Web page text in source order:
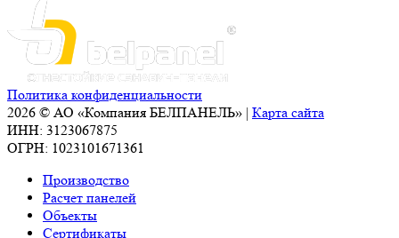
Политика конфиденциальности
2026 © АО «Компания БЕЛПАНЕЛЬ» | Карта сайта
ИНН: 3123067875
ОГРН: 1023101671361
Производство
Расчет панелей
Объекты
Сертификаты